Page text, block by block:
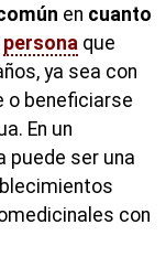
en cuanto
persona que
ya sea con
o beneficiarse
En un
puede ser una
con